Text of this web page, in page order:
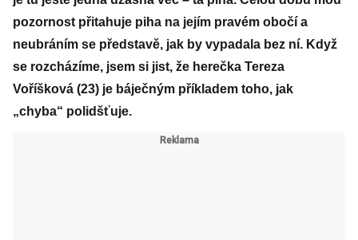
pozornost přitahuje piha na jejím pravém obočí a
neubráním se představě, jak by vypadala bez ní. Když
se rozcházíme, jsem si jist, že herečka Tereza
Voříšková (23) je báječným příkladem toho, jak
„chyba“ polidšťuje.